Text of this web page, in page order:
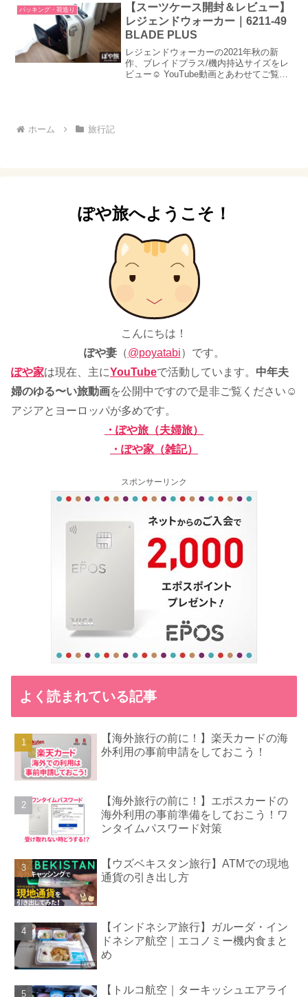
パッキング・荷造り
【スーツケース開封＆レビュー】
レジェンドウォーカー｜6211-49
BLADE PLUS
レジェンドウォーカーの2021年秋の新
作、ブレイドプラス/機内持込サイズをレ
ビュー☺ YouTube動画とあわせてご覧く
ホーム 旅行記
ぽや旅へようこそ！
こんにちは！
ぽや妻（@poyatabi）です。
ぽや家は現在、主にYouTubeで活動しています。 中年夫
婦のゆる〜い旅動画を公開中ですので是非ご覧ください☺
アジアとヨーロッパが多めです。
・ぽや旅（夫婦旅）
・ぽや家（雑記）
スポンサーリンク
よく読まれている記事
【海外旅行の前に！】楽天カードの海
外利用の事前申請をしておこう！
【海外旅行の前に！】エポスカードの
海外利用の事前準備をしておこう！ワ
ンタイムパスワード対策
【ウズベキスタン旅行】ATMでの現地
通貨の引き出し方
【インドネシア旅行】ガルーダ・イン
ドネシア航空｜エコノミー機内食まと
め
【トルコ航空｜ターキッシュエアライ